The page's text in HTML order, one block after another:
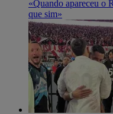
«Quando apareceu o
que sim»